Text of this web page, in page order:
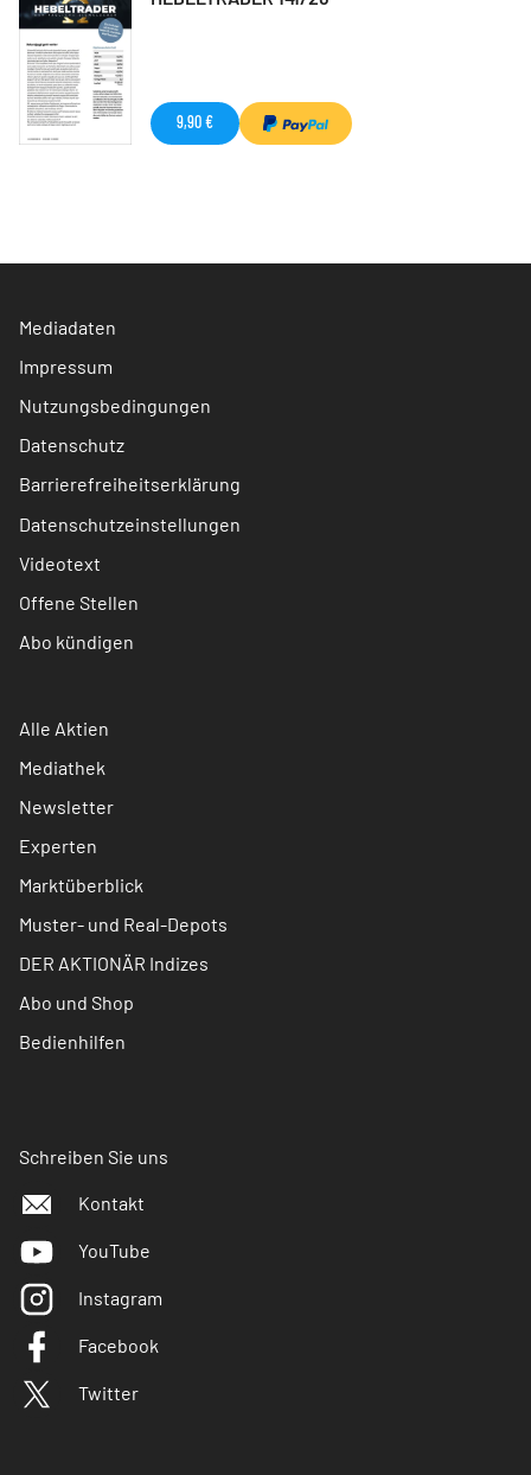
9,90 €
Mediadaten
Impressum
Nutzungsbedingungen
Datenschutz
Barrierefreiheitserklärung
Datenschutzeinstellungen
Videotext
Offene Stellen
Abo kündigen
Alle Aktien
Mediathek
Newsletter
Experten
Marktüberblick
Muster- und Real-Depots
DER AKTIONÄR Indizes
Abo und Shop
Bedienhilfen
Schreiben Sie uns
Kontakt
YouTube
Instagram
Facebook
Twitter